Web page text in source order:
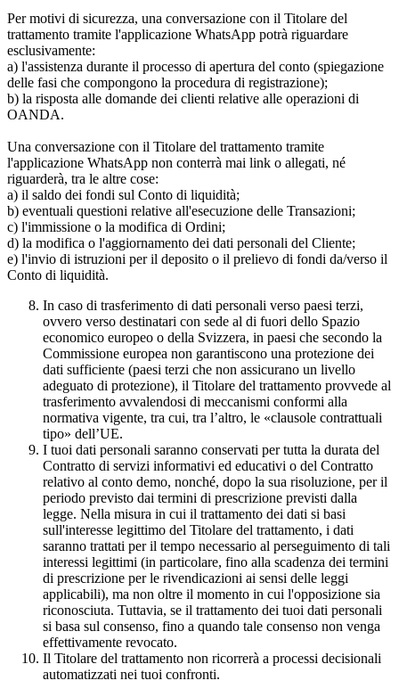
Per motivi di sicurezza, una conversazione con il Titolare del
trattamento tramite l'applicazione WhatsApp potrà riguardare
esclusivamente:
a) l'assistenza durante il processo di apertura del conto (spiegazione
delle fasi che compongono la procedura di registrazione);
b) la risposta alle domande dei clienti relative alle operazioni di
OANDA.
Una conversazione con il Titolare del trattamento tramite
l'applicazione WhatsApp non conterrà mai link o allegati, né
riguarderà, tra le altre cose:
a) il saldo dei fondi sul Conto di liquidità;
b) eventuali questioni relative all'esecuzione delle Transazioni;
c) l'immissione o la modifica di Ordini;
d) la modifica o l'aggiornamento dei dati personali del Cliente;
e) l'invio di istruzioni per il deposito o il prelievo di fondi da/verso il
Conto di liquidità.
In caso di trasferimento di dati personali verso paesi terzi,
ovvero verso destinatari con sede al di fuori dello Spazio
economico europeo o della Svizzera, in paesi che secondo la
Commissione europea non garantiscono una protezione dei
dati sufficiente (paesi terzi che non assicurano un livello
adeguato di protezione), il Titolare del trattamento provvede al
trasferimento avvalendosi di meccanismi conformi alla
normativa vigente, tra cui, tra l’altro, le «clausole contrattuali
tipo» dell’UE.
I tuoi dati personali saranno conservati per tutta la durata del
Contratto di servizi informativi ed educativi o del Contratto
relativo al conto demo, nonché, dopo la sua risoluzione, per il
periodo previsto dai termini di prescrizione previsti dalla
legge. Nella misura in cui il trattamento dei dati si basi
sull'interesse legittimo del Titolare del trattamento, i dati
saranno trattati per il tempo necessario al perseguimento di tali
interessi legittimi (in particolare, fino alla scadenza dei termini
di prescrizione per le rivendicazioni ai sensi delle leggi
applicabili), ma non oltre il momento in cui l'opposizione sia
riconosciuta. Tuttavia, se il trattamento dei tuoi dati personali
si basa sul consenso, fino a quando tale consenso non venga
effettivamente revocato.
Il Titolare del trattamento non ricorrerà a processi decisionali
automatizzati nei tuoi confronti.